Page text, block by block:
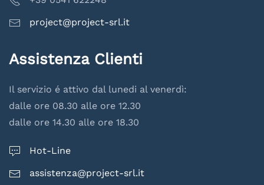
project@project-srl.it
Assistenza Clienti
Il servizio é attivo dal lunedi al venerdì:
dalle ore 08.30 alle ore 12.30
dalle ore 14.30 alle ore 18.30
Hot-Line
assistenza@project-srl.it